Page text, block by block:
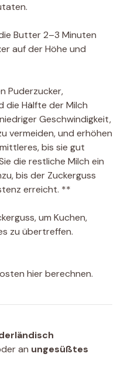
Butter 2–3 Minuten
auf der Höhe und
Puderzucker,
die Hälfte der Milch
Geschwindigkeit,
vermeiden, und erhöhen
bis sie gut
die restliche Milch ein
bis der Zuckerguss
erreicht. **
um Kuchen,
zu übertreffen.
hier berechnen.
an ungesüßtes